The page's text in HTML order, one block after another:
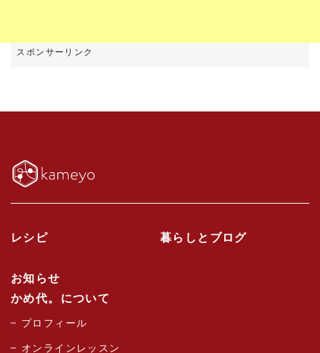
レシピ 暮らしとブログ
お知らせ
かめ代。について
プロフィール
オンラインレッスン